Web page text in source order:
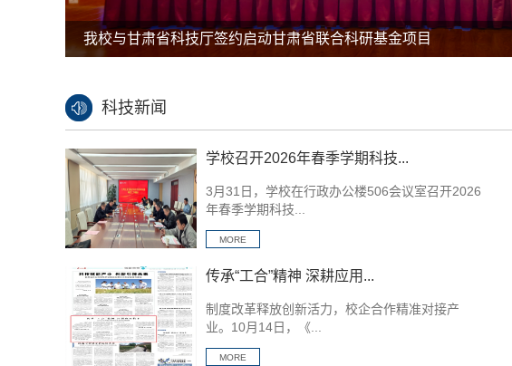
科技新闻
学校召开2026年春季学期科技...
3月31日，学校在行政办公楼506会议室召开2026
年春季学期科技...
MORE
传承“工合”精神 深耕应用...
制度改革释放创新活力，校企合作精准对接产
业。10月14日，《...
MORE